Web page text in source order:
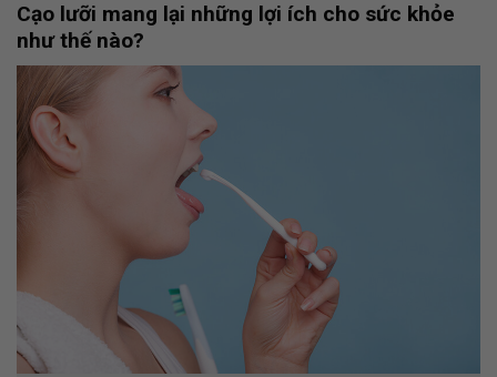
Cạo lưỡi mang lại những lợi ích cho sức khỏe
như thế nào?